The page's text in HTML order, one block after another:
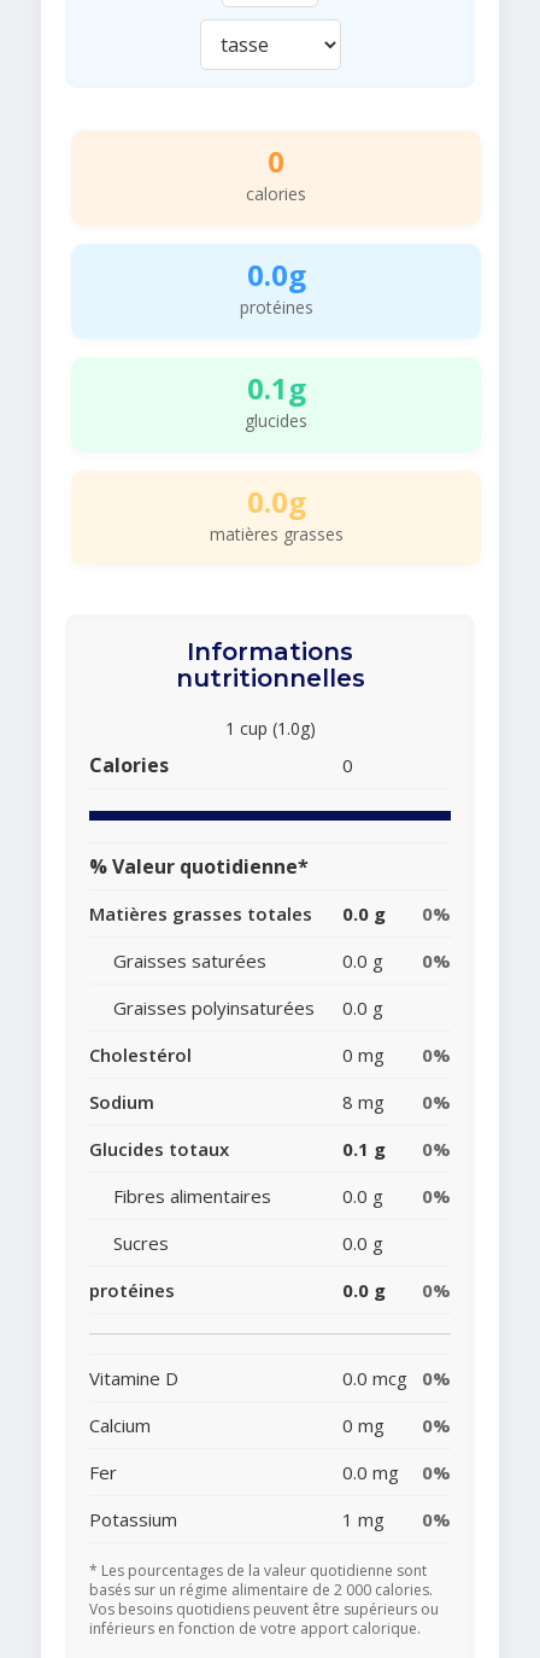
0
calories
0.0g
protéines
0.1g
glucides
0.0g
matières grasses
Informations
nutritionnelles
1 cup (1.0g)
Calories 0
% Valeur quotidienne*
Matières grasses totales 0.0 g
0%
Graisses saturées
0.0 g
0%
Graisses polyinsaturées
0.0 g
Cholestérol
0 mg
0%
Sodium
8 mg
0%
Glucides totaux
0.1 g
0%
Fibres alimentaires
0.0 g
0%
Sucres
0.0 g
protéines
0.0 g 0%
Vitamine D 0.0 mcg
0%
Calcium
0 mg
0%
Fer
0.0 mg
0%
Potassium
1 mg 0%
* Les pourcentages de la valeur quotidienne sont
basés sur un régime alimentaire de 2 000 calories.
Vos besoins quotidiens peuvent être supérieurs ou
inférieurs en fonction de votre apport calorique.